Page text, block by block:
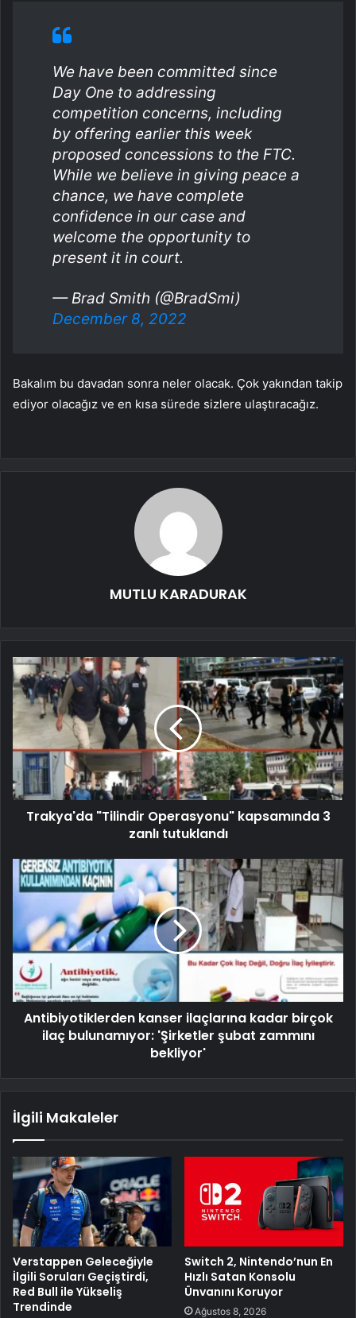
We have been committed since
Day One to addressing
competition concerns, including
by offering earlier this week
proposed concessions to the FTC.
While we believe in giving peace a
chance, we have complete
confidence in our case and
welcome the opportunity to
present it in court.
— Brad Smith (@BradSmi)
December 8, 2022
Bakalım bu davadan sonra neler olacak. Çok yakından takip
ediyor olacağız ve en kısa sürede sizlere ulaştıracağız.
MUTLU KARADURAK
Trakya'da "Tilindir Operasyonu" kapsamında 3
zanlı tutuklandı
Antibiyotiklerden kanser ilaçlarına kadar birçok
ilaç bulunamıyor: 'Şirketler şubat zammını
bekliyor'
İlgili Makaleler
Verstappen Geleceğiyle
İlgili Soruları Geçiştirdi,
Red Bull ile Yükseliş
Trendinde
Switch 2, Nintendo’nun En
Hızlı Satan Konsolu
Ünvanını Koruyor
Ağustos 8, 2026